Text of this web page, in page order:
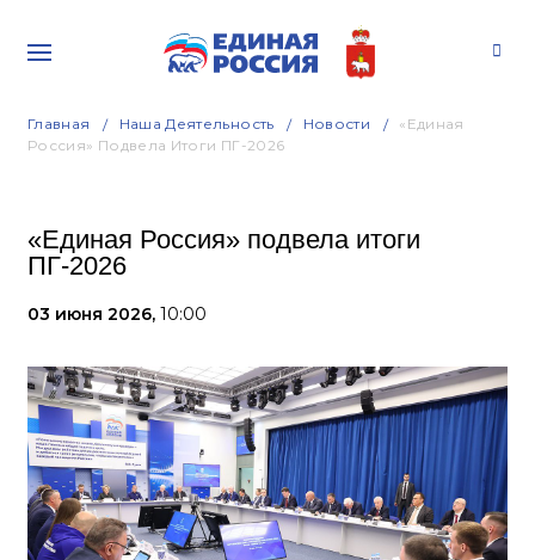
Главная Наша Деятельность Новости
«Единая
Россия» Подвела Итоги ПГ-2026
«Единая Россия» подвела итоги
ПГ-2026
03 июня 2026, 10:00